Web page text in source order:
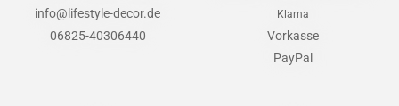
info@lifestyle-decor.de
06825-40306440
Klarna
Vorkasse
PayPal